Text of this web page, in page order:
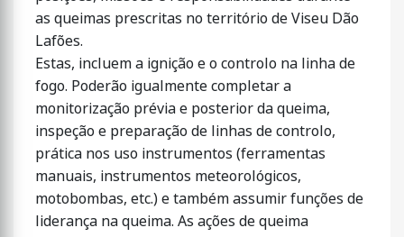
as queimas prescritas no território de Viseu Dão
Lafões.
Estas, incluem a ignição e o controlo na linha de
fogo. Poderão igualmente completar a
monitorização prévia e posterior da queima,
inspeção e preparação de linhas de controlo,
prática nos uso instrumentos (ferramentas
manuais, instrumentos meteorológicos,
motobombas, etc.) e também assumir funções de
liderança na queima. As ações de queima